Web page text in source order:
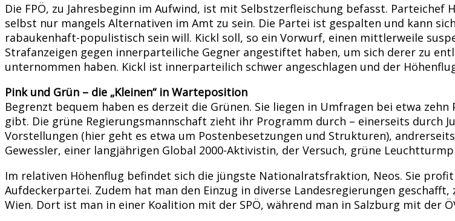
Die FPÖ, zu Jahresbeginn im Aufwind, ist mit Selbstzerfleischung befasst.
selbst nur mangels Alternativen im Amt zu sein. Die Partei ist gespalten und kann
rabaukenhaft-populistisch sein will. Kickl soll, so ein Vorwurf, einen mittlerweile
Strafanzeigen gegen innerparteiliche Gegner angestiftet haben, um sich derer zu
unternommen haben. Kickl ist innerparteilich schwer angeschlagen und der
Pink und Grün – die „Kleinen“ in Warteposition
Begrenzt bequem haben es derzeit die Grünen. Sie liegen in Umfragen bei etwa
gibt. Die grüne Regierungsmannschaft zieht ihr Programm durch – einerseits durch
Vorstellungen (hier geht es etwa um Postenbesetzungen und Strukturen),
Gewessler, einer langjährigen Global 2000-Aktivistin, der Versuch, grüne
Im relativen Höhenflug befindet sich die jüngste Nationalratsfraktion, Neos. Sie
Aufdeckerpartei. Zudem hat man den Einzug in diverse Landesregierungen
Wien. Dort ist man in einer Koalition mit der SPÖ, während man in Salzburg mit der